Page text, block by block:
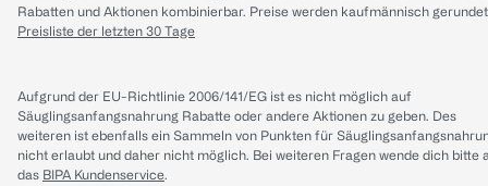
Rabatten und Aktionen kombinierbar. Preise werden kaufmännisch
Preisliste der letzten 30 Tage
Aufgrund der EU-Richtlinie 2006/141/EG ist es nicht möglich auf
Säuglingsanfangsnahrung Rabatte oder andere Aktionen zu geben. Des
weiteren ist ebenfalls ein Sammeln von Punkten für
nicht erlaubt und daher nicht möglich. Bei weiteren Fragen wende dich bitte
das BIPA Kundenservice.